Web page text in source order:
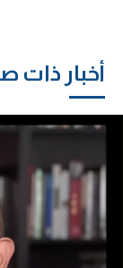
أخبار ذات